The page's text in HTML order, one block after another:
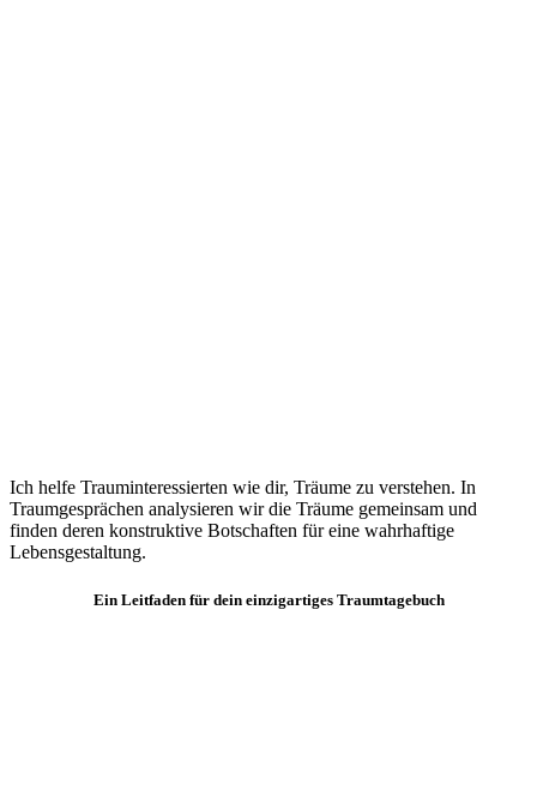
Ich helfe Trauminteressierten wie dir, Träume zu verstehen. In
Traumgesprächen analysieren wir die Träume gemeinsam und
finden deren konstruktive Botschaften für eine wahrhaftige
Lebensgestaltung.
Ein Leitfaden für dein einzigartiges Traumtagebuch